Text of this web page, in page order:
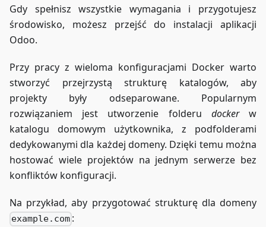
Gdy spełnisz wszystkie wymagania i przygotujesz
środowisko, możesz przejść do instalacji aplikacji
Odoo.
Przy pracy z wieloma konfiguracjami Docker warto
stworzyć przejrzystą strukturę katalogów, aby
projekty były odseparowane. Popularnym
rozwiązaniem jest utworzenie folderu dockerw
katalogu domowym użytkownika, z podfolderami
dedykowanymi dla każdej domeny. Dzięki temu można
hostować wiele projektów na jednym serwerze bez
konfliktów konfiguracji.
Na przykład, aby przygotować strukturę dla domeny
example.com :